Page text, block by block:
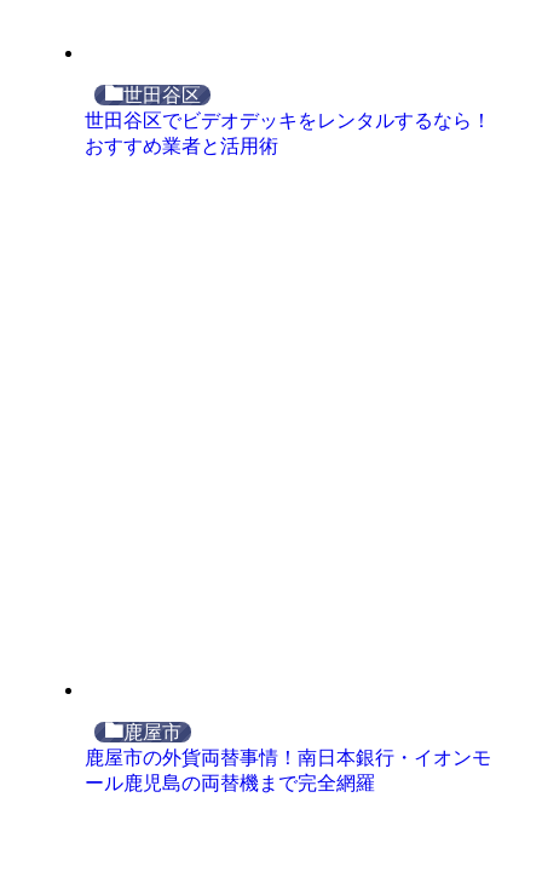
世田谷区
世田谷区でビデオデッキをレンタルするなら！
おすすめ業者と活用術
鹿屋市
鹿屋市の外貨両替事情！南日本銀行・イオンモ
ール鹿児島の両替機まで完全網羅